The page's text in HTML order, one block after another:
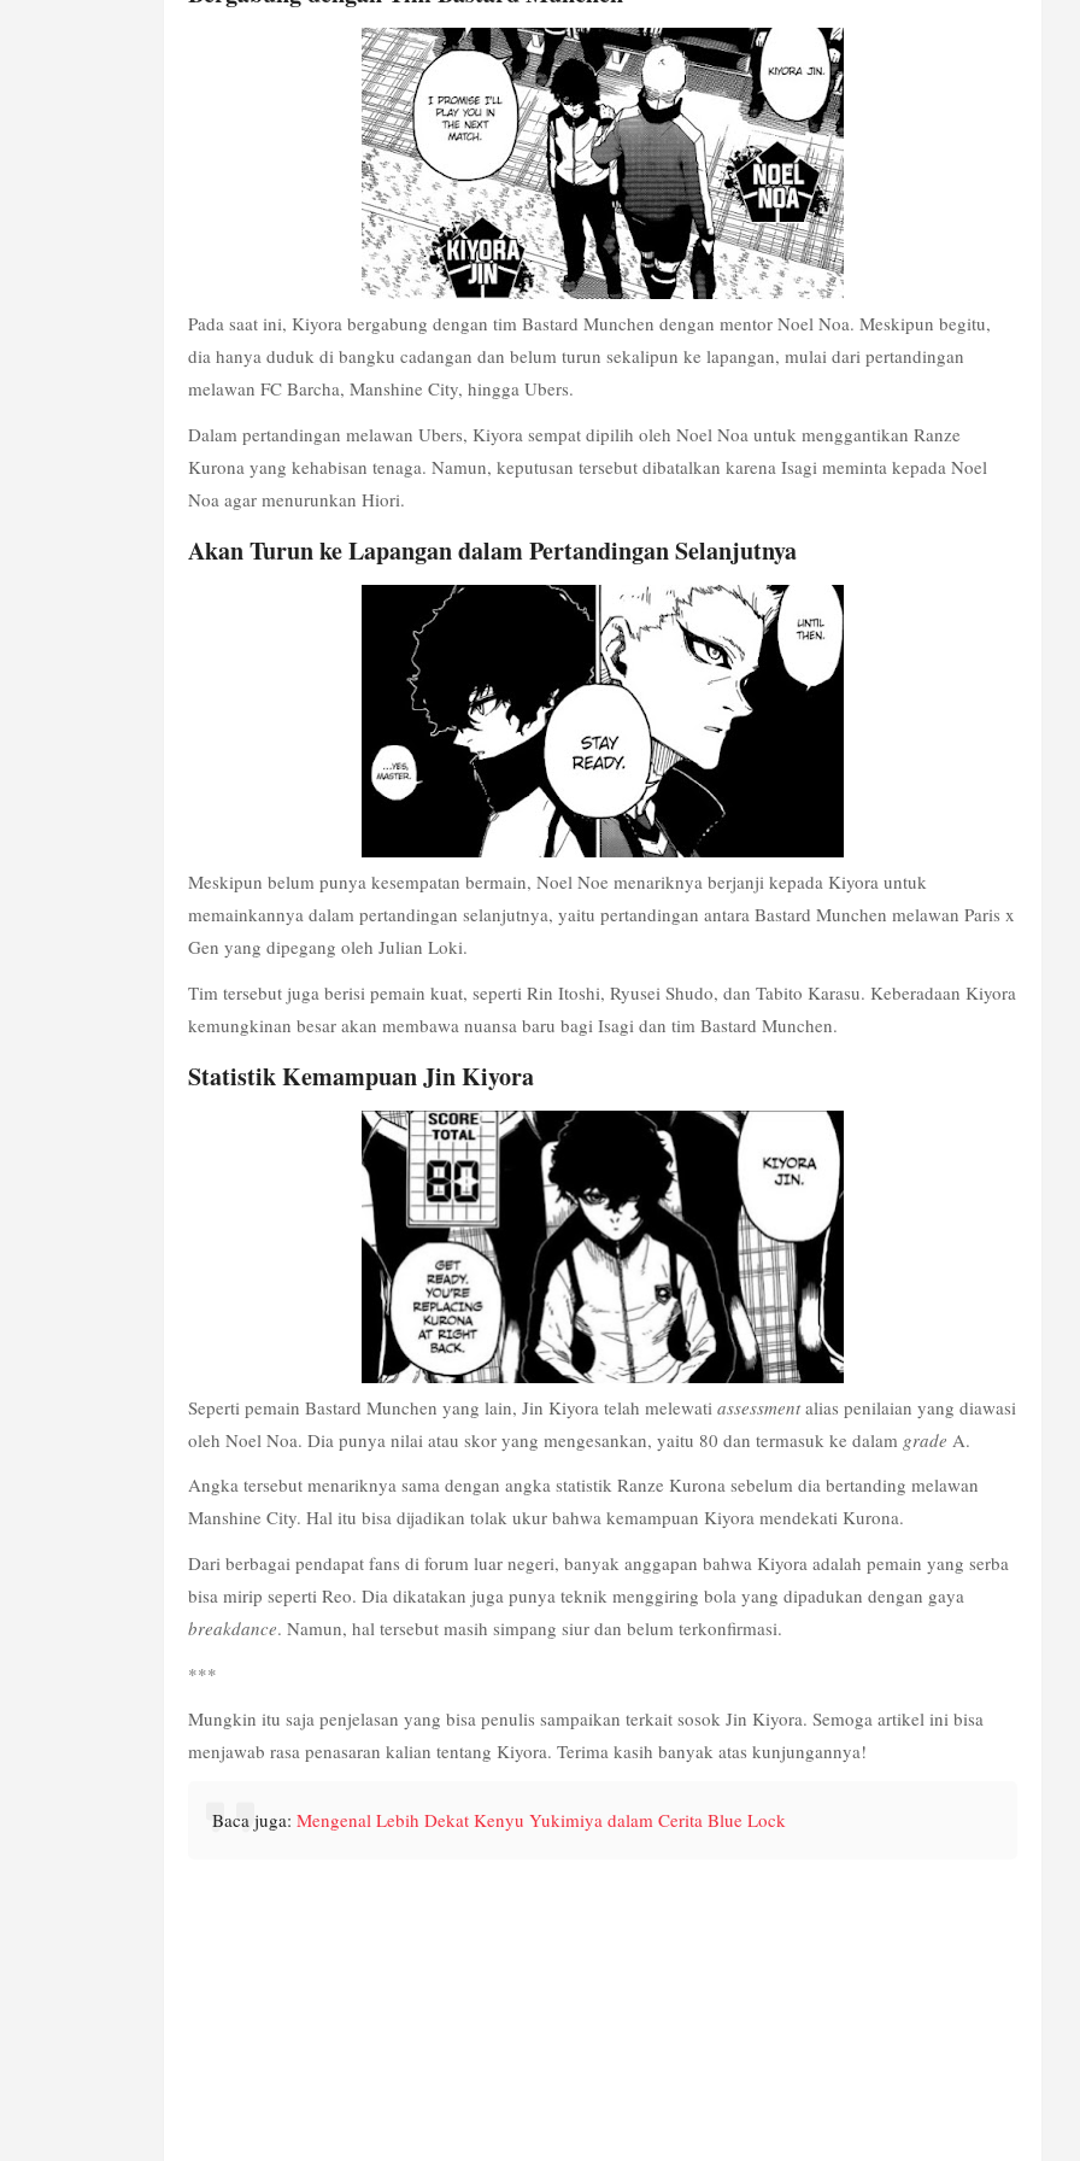
Pada saat ini, Kiyora bergabung dengan tim Bastard Munchen dengan mentor Noel Noa. Meskipun begitu,
dia hanya duduk di bangku cadangan dan belum turun sekalipun ke lapangan, mulai dari pertandingan
melawan FC Barcha, Manshine City, hingga Ubers.
Dalam pertandingan melawan Ubers, Kiyora sempat dipilih oleh Noel Noa untuk menggantikan Ranze
Kurona yang kehabisan tenaga. Namun, keputusan tersebut dibatalkan karena Isagi meminta kepada Noel
Noa agar menurunkan Hiori.
Akan Turun ke Lapangan dalam Pertandingan Selanjutnya
Meskipun belum punya kesempatan bermain, Noel Noe menariknya berjanji kepada Kiyora untuk
memainkannya dalam pertandingan selanjutnya, yaitu pertandingan antara Bastard Munchen melawan Paris x
Gen yang dipegang oleh Julian Loki.
Tim tersebut juga berisi pemain kuat, seperti Rin Itoshi, Ryusei Shudo, dan Tabito Karasu. Keberadaan Kiyora
kemungkinan besar akan membawa nuansa baru bagi Isagi dan tim Bastard Munchen.
Statistik Kemampuan Jin Kiyora
Seperti pemain Bastard Munchen yang lain, Jin Kiyora telah melewati assessment alias penilaian yang diawasi
oleh Noel Noa. Dia punya nilai atau skor yang mengesankan, yaitu 80 dan termasuk ke dalam grade A.
Angka tersebut menariknya sama dengan angka statistik Ranze Kurona sebelum dia bertanding melawan
Manshine City. Hal itu bisa dijadikan tolak ukur bahwa kemampuan Kiyora mendekati Kurona.
Dari berbagai pendapat fans di forum luar negeri, banyak anggapan bahwa Kiyora adalah pemain yang serba
bisa mirip seperti Reo. Dia dikatakan juga punya teknik menggiring bola yang dipadukan dengan gaya
breakdance. Namun, hal tersebut masih simpang siur dan belum terkonfirmasi.
***
Mungkin itu saja penjelasan yang bisa penulis sampaikan terkait sosok Jin Kiyora. Semoga artikel ini bisa
menjawab rasa penasaran kalian tentang Kiyora. Terima kasih banyak atas kunjungannya!
Baca juga: Mengenal Lebih Dekat Kenyu Yukimiya dalam Cerita Blue Lock